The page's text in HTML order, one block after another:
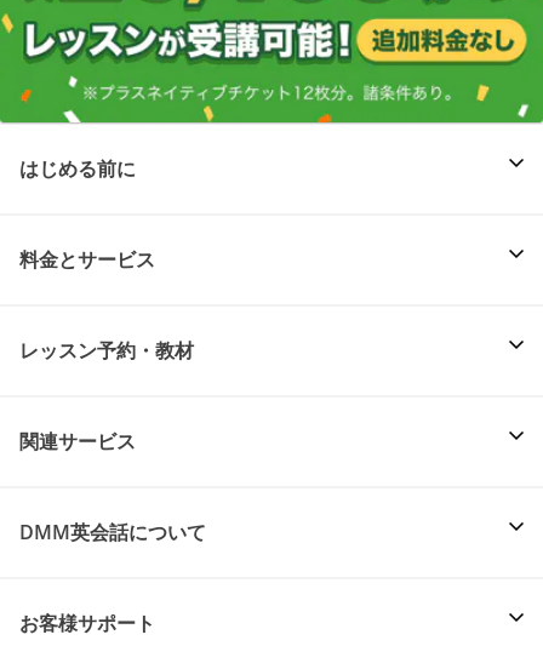
はじめる前に
料金とサービス
レッスン予約・教材
関連サービス
DMM英会話について
お客様サポート